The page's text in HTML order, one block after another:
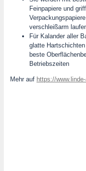
Feinpapiere und
verschleißarm
Für Kalander aller
glatte
beste
Betriebszeiten
Mehr auf https://